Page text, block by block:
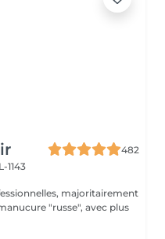
482
1143
majoritairement
"russe", avec plus